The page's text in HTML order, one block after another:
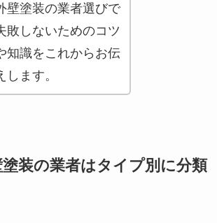
壁塗装の業者選びで
敗しないためのコツ
知識をこれからお伝
します。
装の業者はタイプ別に分類